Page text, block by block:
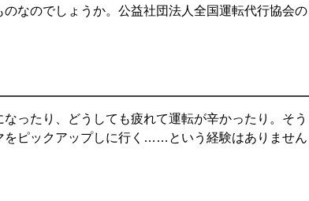
なのでしょうか。公益社団法人全国運転代行協会の
ったり、どうしても疲れて運転が辛かったり。そう
をピックアップしに行く……という経験はありません